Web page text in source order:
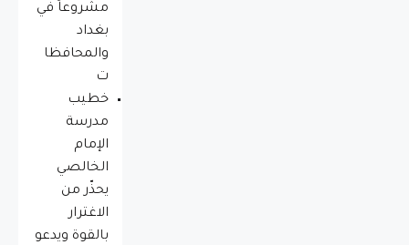
مشروعاً في
بغداد
والمحافظا
ت
خطيب
مدرسة
الإمام
الخالصي
يحذّر من
الاغترار
بالقوة ويدعو